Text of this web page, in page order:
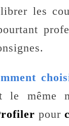
les
le même
pour